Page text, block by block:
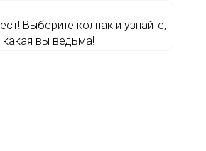
Выберите колпак и узнайте,
какая вы ведьма!